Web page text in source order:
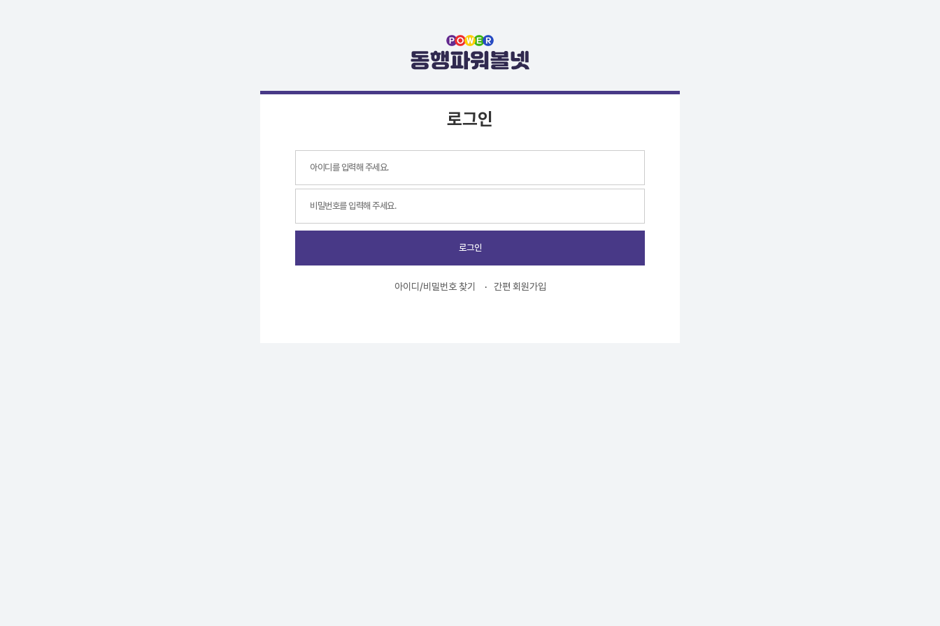
로그인
로그인
아이디/비밀번호 찾기 간편 회원가입